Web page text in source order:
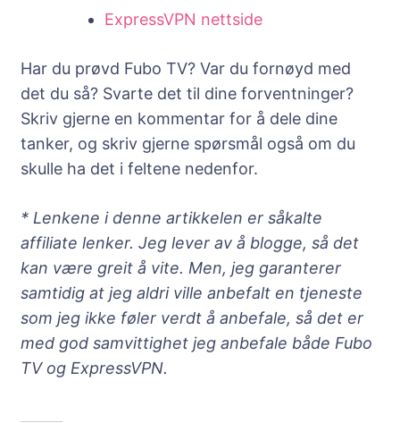
ExpressVPN nettside
Har du prøvd Fubo TV? Var du fornøyd med
det du så? Svarte det til dine forventninger?
Skriv gjerne en kommentar for å dele dine
tanker, og skriv gjerne spørsmål også om du
skulle ha det i feltene nedenfor.
* Lenkene i denne artikkelen er såkalte
affiliate lenker. Jeg lever av å blogge, så det
kan være greit å vite. Men, jeg garanterer
samtidig at jeg aldri ville anbefalt en tjeneste
som jeg ikke føler verdt å anbefale, så det er
med god samvittighet jeg anbefale både Fubo
TV og ExpressVPN.